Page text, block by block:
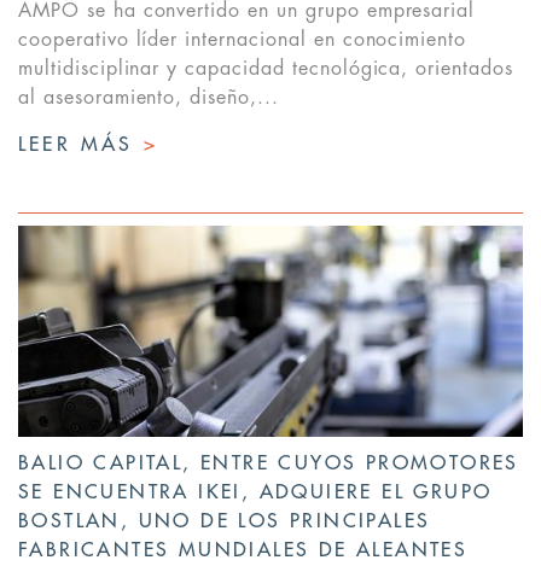
AMPO se ha convertido en un grupo empresarial
cooperativo líder internacional en conocimiento
multidisciplinar y capacidad tecnológica, orientados
al asesoramiento, diseño,...
LEER MÁS >
BALIO CAPITAL, ENTRE CUYOS PROMOTORES
SE ENCUENTRA IKEI, ADQUIERE EL GRUPO
BOSTLAN, UNO DE LOS PRINCIPALES
FABRICANTES MUNDIALES DE ALEANTES